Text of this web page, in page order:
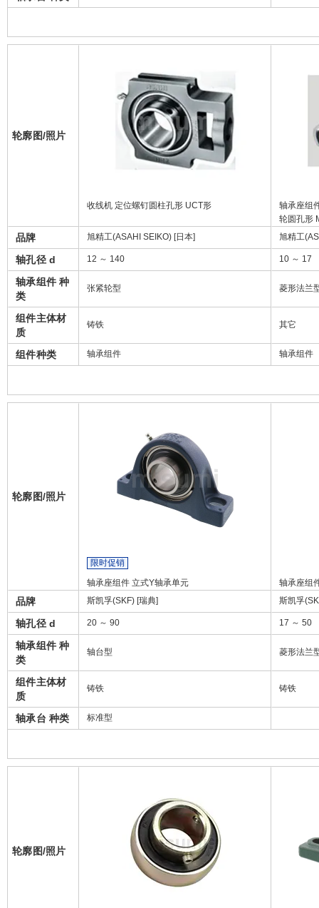
轮廓图/照片
收线机 定位螺钉圆柱孔形 UCT形
轴承座组
轮圆孔形
品牌 旭精工(ASAHI SEIKO) [日本] 旭精工
轴孔径 d 12 ～ 140 10 ～ 17
轴承组件 种
类
张紧轮型 菱形法兰
组件主体材
质
铸铁 其它
组件种类 轴承组件 轴承组件
轮廓图/照片
限时促销
轴承座组件 立式Y轴承单元
轴承座组
品牌 斯凯孚(SKF) [瑞典] 斯凯孚
轴孔径 d 20 ～ 90 17 ～ 50
轴承组件 种
类
轴台型 菱形法兰
组件主体材
质
铸铁 铸铁
轴承台 种类 标准型
轮廓图/照片